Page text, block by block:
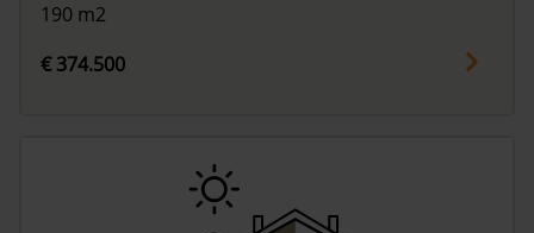
190 m2
€ 374.500